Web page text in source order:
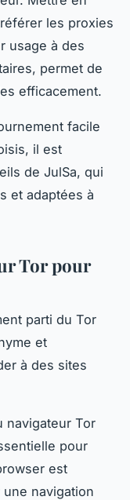
les proxies
usage à des
permet de
efficacement.
facile
il est
de JulSa, qui
et adaptées à
Tor pour
parti du Tor
et
à des sites
navigateur Tor
pour
est
navigation